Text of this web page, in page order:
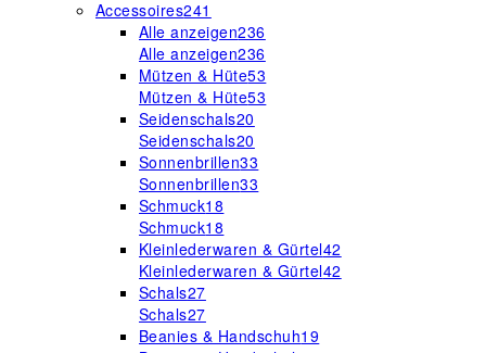
Accessoires241
Alle anzeigen236
Alle anzeigen236
Mützen & Hüte53
Mützen & Hüte53
Seidenschals20
Seidenschals20
Sonnenbrillen33
Sonnenbrillen33
Schmuck18
Schmuck18
Kleinlederwaren & Gürtel42
Kleinlederwaren & Gürtel42
Schals27
Schals27
Beanies & Handschuh19